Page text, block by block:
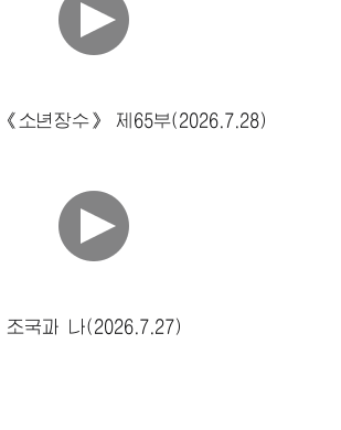
소년장수》 제65부(2026.7.28)
조국과 나(2026.7.27)